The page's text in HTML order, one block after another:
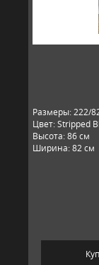
Размеры: 222/
Цвет: Stripped
Высота: 86 см
Ширина: 82 см